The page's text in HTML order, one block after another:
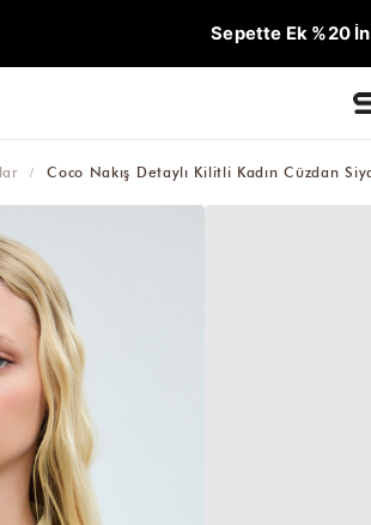
Sepette Ek %20
Coco Nakış Detaylı Kilitli Kadın Cüzdan